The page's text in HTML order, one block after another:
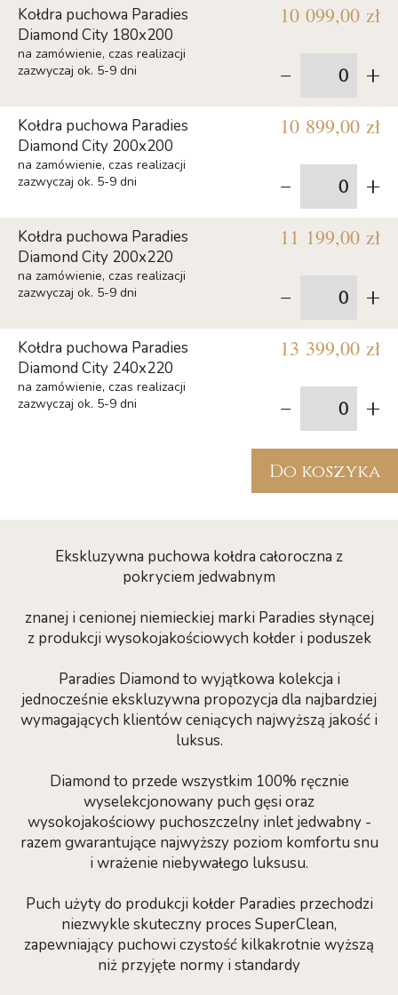
Kołdra puchowa Paradies
Diamond City 180x200
na zamówienie, czas realizacji
zazwyczaj ok. 5-9 dni
10 099,00 zł
- +
Kołdra puchowa Paradies
Diamond City 200x200
na zamówienie, czas realizacji
zazwyczaj ok. 5-9 dni
10 899,00 zł
- +
Kołdra puchowa Paradies
Diamond City 200x220
na zamówienie, czas realizacji
zazwyczaj ok. 5-9 dni
11 199,00 zł
- +
Kołdra puchowa Paradies
Diamond City 240x220
na zamówienie, czas realizacji
zazwyczaj ok. 5-9 dni
13 399,00 zł
- +
Do koszyka
Ekskluzywna puchowa kołdra całoroczna z
pokryciem jedwabnym
znanej i cenionej niemieckiej marki Paradies słynącej
z produkcji wysokojakościowych kołder i poduszek
Paradies Diamond to wyjątkowa kolekcja i
jednocześnie ekskluzywna propozycja dla najbardziej
wymagających klientów ceniących najwyższą jakość i
luksus.
Diamond to przede wszystkim 100% ręcznie
wyselekcjonowany puch gęsi oraz
wysokojakościowy puchoszczelny inlet jedwabny -
razem gwarantujące najwyższy poziom komfortu snu
i wrażenie niebywałego luksusu.
Puch użyty do produkcji kołder Paradies przechodzi
niezwykle skuteczny proces SuperClean,
zapewniający puchowi czystość kilkakrotnie wyższą
niż przyjęte normy i standardy